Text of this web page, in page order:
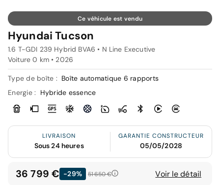
Ce véhicule est vendu
Hyundai Tucson
1.6 T-GDI 239 Hybrid BVA6 • N Line Executive
Voiture 0 km • 2026
Type de boîte : Boîte automatique 6 rapports
Energie :
Hybride essence
LIVRAISON
Sous 24 heures
GARANTIE CONSTRUCTEUR
05/05/2028
36 799 € -29% 51 650 € Voir le détail